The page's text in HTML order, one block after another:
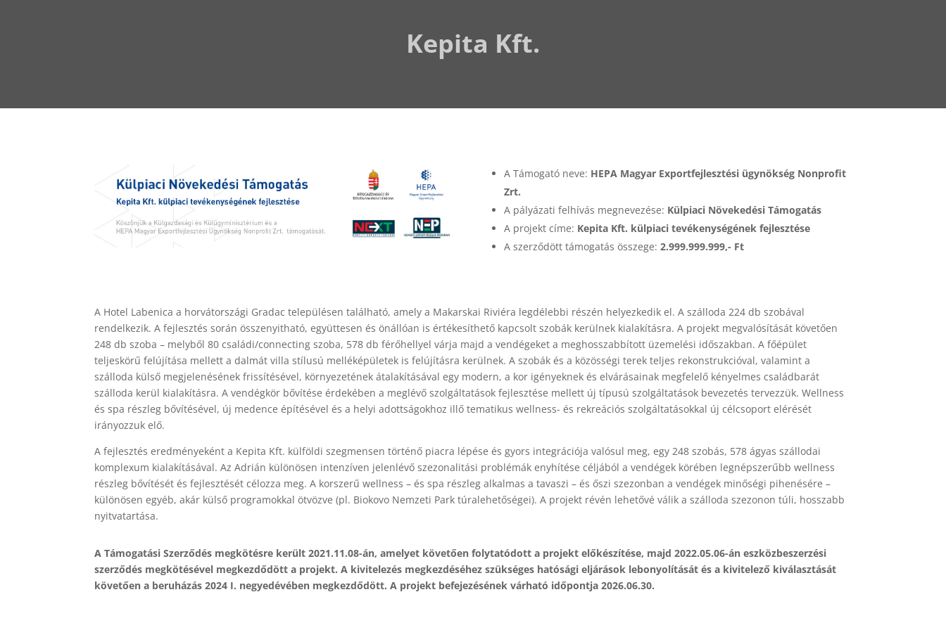
Kepita Kft.
A Támogató neve: HEPA Magyar Exportfejlesztési ügynökség Nonprofit
Zrt.
A pályázati felhívás megnevezése: Külpiaci Növekedési Támogatás
A projekt címe: Kepita Kft. külpiaci tevékenységének fejlesztése
A szerződött támogatás összege: 2.999.999.999,- Ft
A Hotel Labenica a horvátországi Gradac településen található, amely a Makarskai Riviéra legdélebbi részén helyezkedik el. A szálloda 224 db szobával
rendelkezik. A fejlesztés során összenyitható, együttesen és önállóan is értékesíthető kapcsolt szobák kerülnek kialakításra. A projekt megvalósítását követően
248 db szoba – melyből 80 családi/connecting szoba, 578 db férőhellyel várja majd a vendégeket a meghosszabbított üzemelési időszakban. A főépület
teljeskörű felújítása mellett a dalmát villa stílusú melléképületek is felújításra kerülnek. A szobák és a közösségi terek teljes rekonstrukcióval, valamint a
szálloda külső megjelenésének frissítésével, környezetének átalakításával egy modern, a kor igényeknek és elvárásainak megfelelő kényelmes családbarát
szálloda kerül kialakításra. A vendégkör bővítése érdekében a meglévő szolgáltatások fejlesztése mellett új típusú szolgáltatások bevezetés tervezzük. Wellness
és spa részleg bővítésével, új medence építésével és a helyi adottságokhoz illő tematikus wellness- és rekreációs szolgáltatásokkal új célcsoport elérését
irányozzuk elő.
A fejlesztés eredményeként a Kepita Kft. külföldi szegmensen történő piacra lépése és gyors integrációja valósul meg, egy 248 szobás, 578 ágyas szállodai
komplexum kialakításával. Az Adrián különösen intenzíven jelenlévő szezonalitási problémák enyhítése céljából a vendégek körében legnépszerűbb wellness
részleg bővítését és fejlesztését célozza meg. A korszerű wellness – és spa részleg alkalmas a tavaszi – és őszi szezonban a vendégek minőségi pihenésére –
különösen egyéb, akár külső programokkal ötvözve (pl. Biokovo Nemzeti Park túralehetőségei). A projekt révén lehetővé válik a szálloda szezonon túli, hosszabb
nyitvatartása.
A Támogatási Szerződés megkötésre került 2021.11.08-án, amelyet követően folytatódott a projekt előkészítése, majd 2022.05.06-án eszközbeszerzési
szerződés megkötésével megkezdődött a projekt. A kivitelezés megkezdéséhez szükséges hatósági eljárások lebonyolítását és a kivitelező kiválasztását
követően a beruházás 2024 I. negyedévében megkezdődött. A projekt befejezésének várható időpontja 2026.06.30.